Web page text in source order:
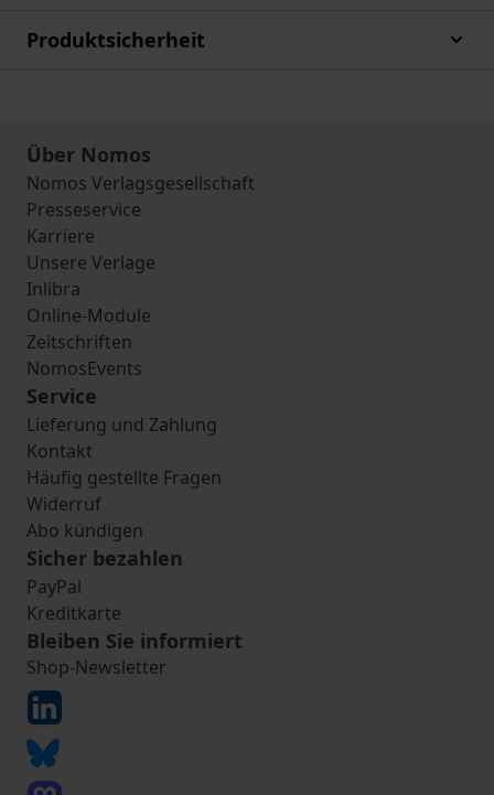
Produktsicherheit
Über Nomos
Nomos Verlagsgesellschaft
Presseservice
Karriere
Unsere Verlage
Inlibra
Online-Module
Zeitschriften
NomosEvents
Service
Lieferung und Zahlung
Kontakt
Häufig gestellte Fragen
Widerruf
Abo kündigen
Sicher bezahlen
PayPal
Kreditkarte
Bleiben Sie informiert
Shop-Newsletter